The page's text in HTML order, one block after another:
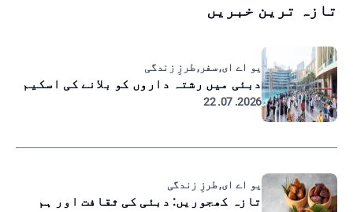
تازہ ترین خبریں
یو اے ای, سفر, طرزِ زندگی
دبئی میں رشتہ داروں کو بلانے کی اسکیم
2026. 07. 22
یو اے ای, طرزِ زندگی
تازہ کھجوریں: دبئی کی ثقافت اور ہم